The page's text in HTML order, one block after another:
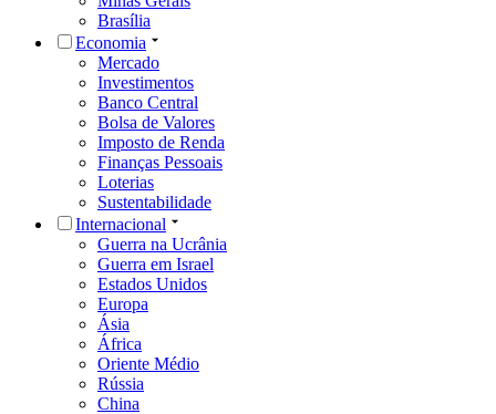
Brasília
Economia
Mercado
Investimentos
Banco Central
Bolsa de Valores
Imposto de Renda
Finanças Pessoais
Loterias
Sustentabilidade
Internacional
Guerra na Ucrânia
Guerra em Israel
Estados Unidos
Europa
Ásia
África
Oriente Médio
Rússia
China